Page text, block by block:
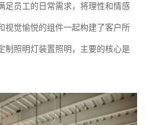
足员工的日常需求，将理性和情感
视觉愉悦的组件一起构建了客户所
制照明灯装置照明，主要的核心是